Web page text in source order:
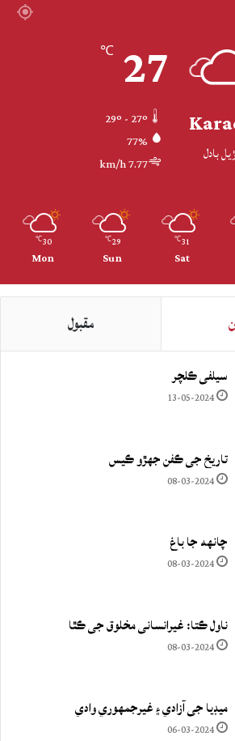
بادل
27
℃
77%
7.77 km/h
31
℃
Sat
29
℃
Sun
30
℃
Mon
مقبول
سيلفي ڪلچر
13-05-2024
تاريخ جي ڪفن جھڙو ڪيس
08-03-2024
چانهه جا باغ
08-03-2024
ناول ڪتا: غيرانساني مخلوق جي ڪٿا
08-03-2024
ميڊيا جي آزادي ۽ غيرجمھوري وادي
06-03-2024